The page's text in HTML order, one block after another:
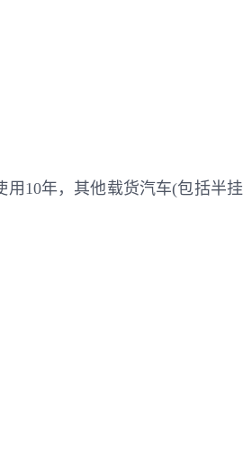
10年，其他载货汽车(包括半挂